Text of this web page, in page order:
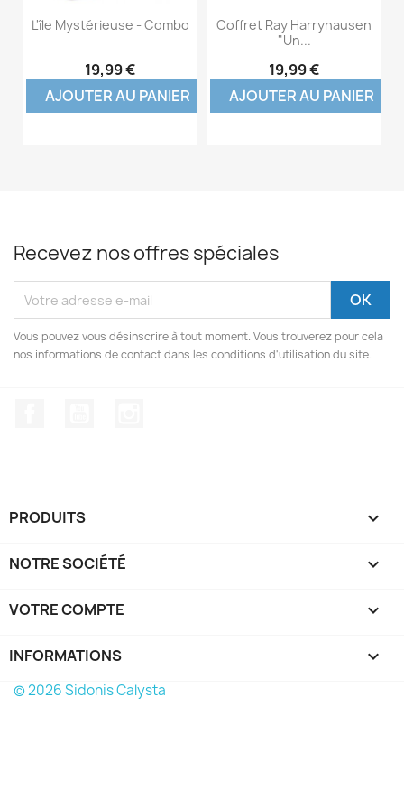
L'île Mystérieuse - Combo
19,99 €
AJOUTER AU PANIER
Coffret Ray Harryhausen
"Un...
19,99 €
AJOUTER AU PANIER
Recevez nos offres spéciales
Vous pouvez vous désinscrire à tout moment. Vous trouverez pour cela
nos informations de contact dans les conditions d'utilisation du site.
PRODUITS 
NOTRE SOCIÉTÉ 
VOTRE COMPTE 
INFORMATIONS keyboard_arrow_down
© 2026 Sidonis Calysta